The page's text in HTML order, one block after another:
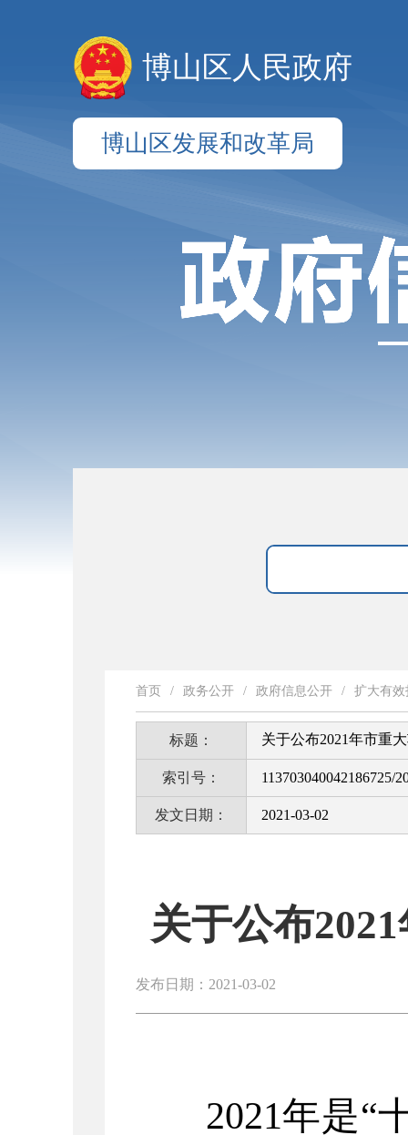
博山区人民政府
博山区发展和改革局
首页 / 政务公开 / 政府信息公开 / 扩大有效
标题： 关于公布2021年市重
索引号： 113703040042186725/
发文日期： 2021-03-02
关于公布
发布日期：2021-03-02
2021年是“